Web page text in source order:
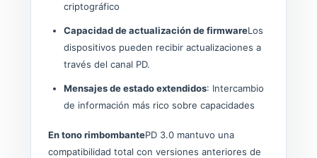
criptográfico
Capacidad de actualización de firmwareLos
dispositivos pueden recibir actualizaciones a
través del canal PD.
Mensajes de estado extendidos: Intercambio
de información más rico sobre capacidades
En tono rimbombantePD 3.0 mantuvo una
compatibilidad total con versiones anteriores de